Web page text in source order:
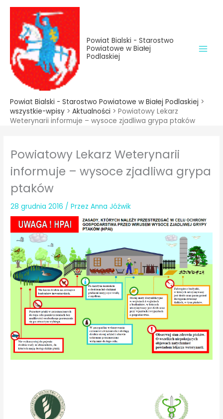
treści
Przejdź
treści
Powiat Bialski - Starostwo
Powiatowe w Białej
Podlaskiej
Powiat Bialski - Starostwo Powiatowe w Białej Podlaskiej >
wszystkie-wpisy > Aktualności > Powiatowy Lekarz
Weterynarii informuje – wysoce zjadliwa grypa ptaków
Powiatowy Lekarz Weterynarii
informuje – wysoce zjadliwa grypa
ptaków
28 grudnia 2016 / PrzezAnna Jóźwik